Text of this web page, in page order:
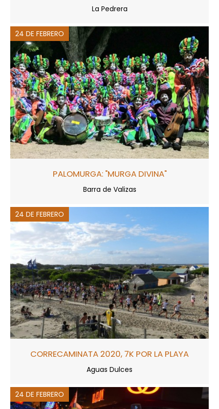
La Pedrera
24 DE FEBRERO
PALOMURGA: "MURGA DIVINA"
Barra de Valizas
24 DE FEBRERO
CORRECAMINATA 2020, 7K POR LA PLAYA
Aguas Dulces
24 DE FEBRERO